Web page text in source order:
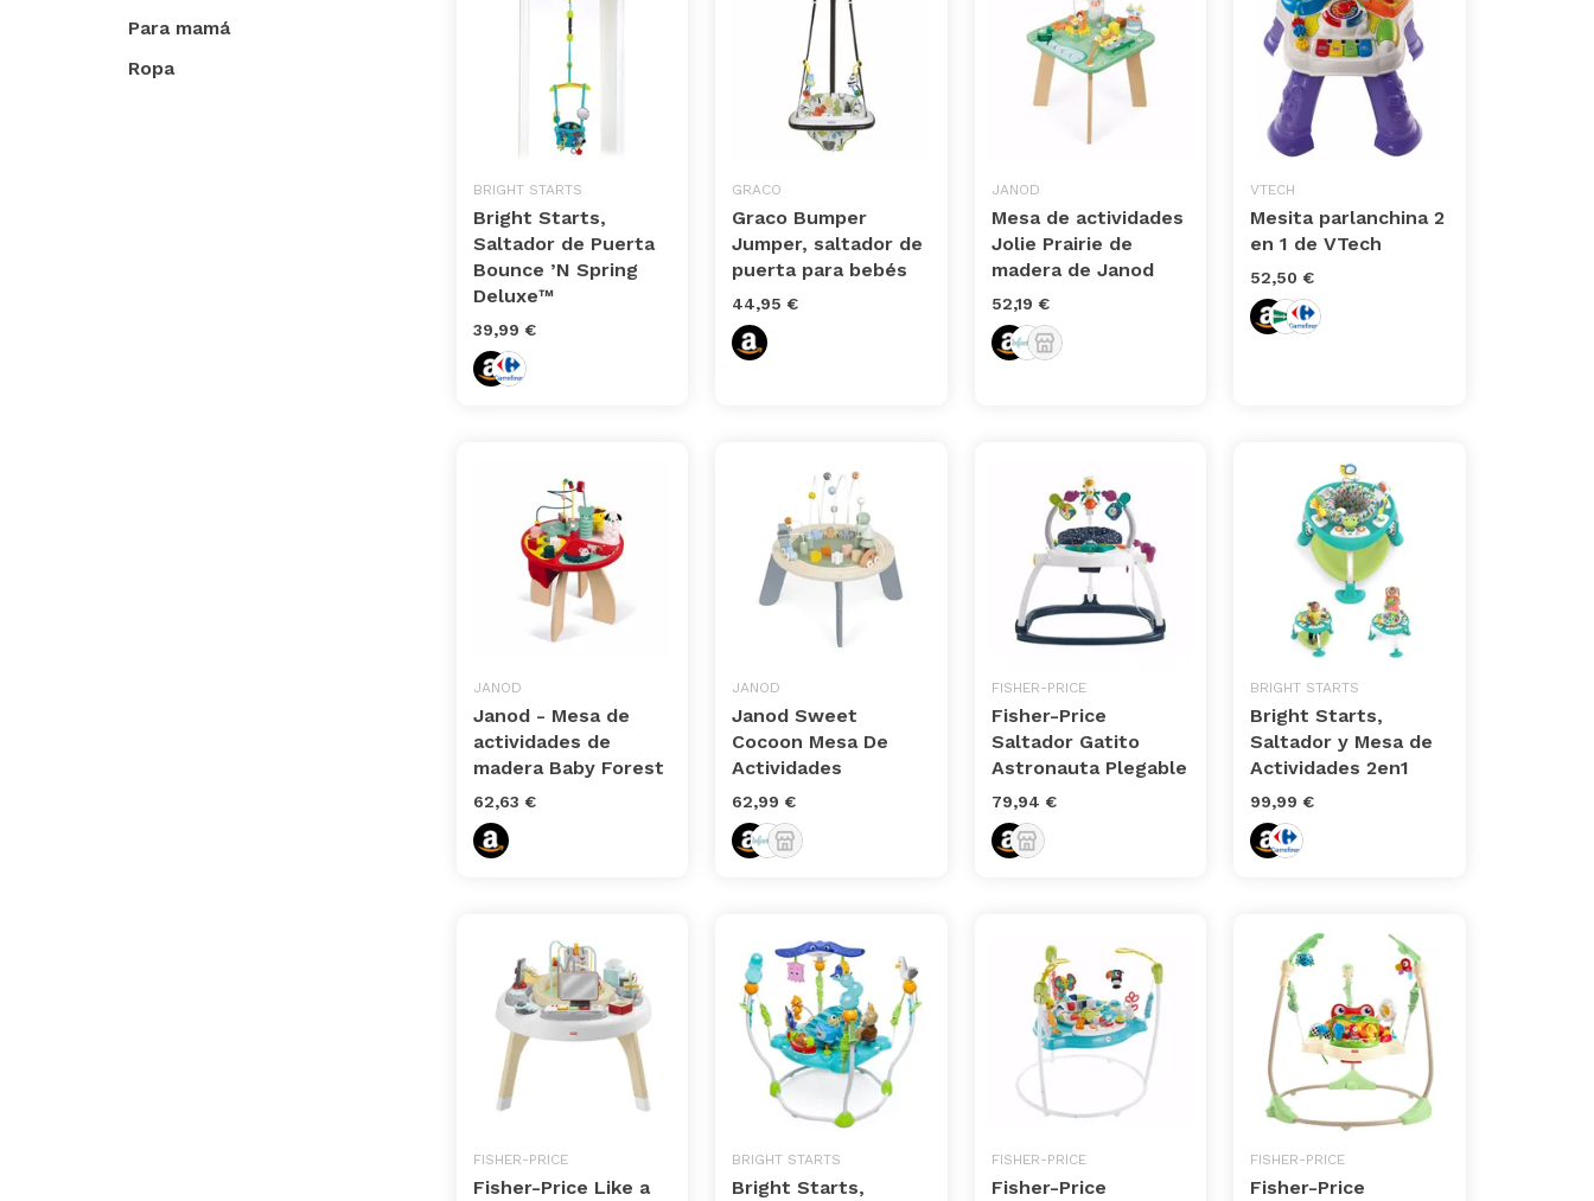
Para mamá
Ropa
BRIGHT STARTS
Bright Starts,
Saltador de Puerta
Bounce ’N Spring
Deluxe™
39,99 €
GRACO
Graco Bumper
Jumper, saltador de
puerta para bebés
44,95 €
JANOD
Mesa de actividades
Jolie Prairie de
madera de Janod
52,19 €
VTECH
Mesita parlanchina 2
en 1 de VTech
52,50 €
JANOD
Janod - Mesa de
actividades de
madera Baby Forest
62,63 €
JANOD
Janod Sweet
Cocoon Mesa De
Actividades
62,99 €
FISHER-PRICE
Fisher-Price
Saltador Gatito
Astronauta Plegable
79,94 €
BRIGHT STARTS
Bright Starts,
Saltador y Mesa de
Actividades 2en1
99,99 €
FISHER-PRICE
Fisher-Price Like a
BRIGHT STARTS
Bright Starts,
FISHER-PRICE
Fisher-Price
FISHER-PRICE
Fisher-Price